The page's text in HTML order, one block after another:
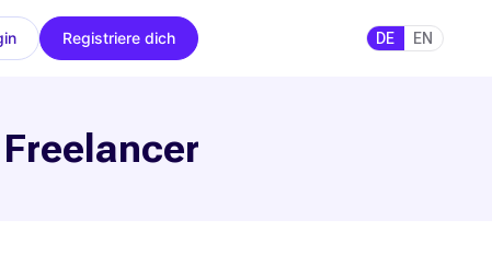
Registriere dich DE EN